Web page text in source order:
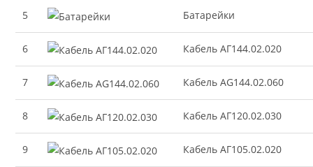
5 Батарейки
6 Кабель АГ144.02.020
7 Кабель AG144.02.060
8 Кабель АГ120.02.030
9 Кабель АГ105.02.020